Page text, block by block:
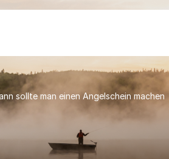
sollte man einen Angelschein machen